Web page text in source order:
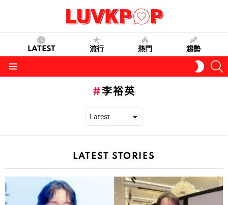
LATEST 流行 熱門 趨勢
SKIN
李裕英
LATEST STORIES